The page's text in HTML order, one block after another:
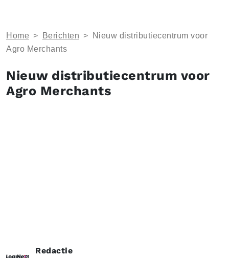
Home > Berichten >
Nieuw distributiecentrum voor
Agro Merchants
Nieuw distributiecentrum voor
Agro Merchants
Redactie